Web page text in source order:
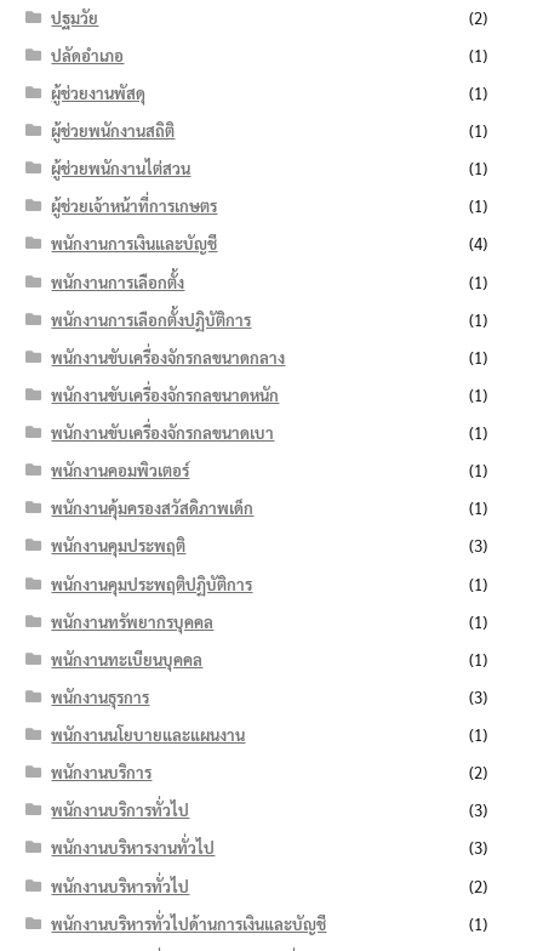
ปฐมวัย
(2)
ปลัดอำเภอ
(1)
ผู้ช่วยงานพัสดุ
(1)
ผู้ช่วยพนักงานสถิติ
(1)
ผู้ช่วยพนักงานไต่สวน
(1)
ผู้ช่วยเจ้าหน้าที่การเกษตร
(1)
พนักงานการเงินและบัญชี
(4)
พนักงานการเลือกตั้ง
(1)
พนักงานการเลือกตั้งปฏิบัติการ
(1)
พนักงานขับเครื่องจักรกลขนาดกลาง
(1)
พนักงานขับเครื่องจักรกลขนาดหนัก
(1)
พนักงานขับเครื่องจักรกลขนาดเบา
(1)
พนักงานคอมพิวเตอร์
(1)
พนักงานคุ้มครองสวัสดิภาพเด็ก
(1)
พนักงานคุมประพฤติ
(3)
พนักงานคุมประพฤติปฏิบัติการ
(1)
พนักงานทรัพยากรบุคคล
(1)
พนักงานทะเบียนบุคคล
(1)
พนักงานธุรการ
(3)
พนักงานนโยบายและแผนงาน
(1)
พนักงานบริการ
(2)
พนักงานบริการทั่วไป
(3)
พนักงานบริหารงานทั่วไป
(3)
พนักงานบริหารทั่วไป
(2)
พนักงานบริหารทั่วไปด้านการเงินและบัญชี
(1)